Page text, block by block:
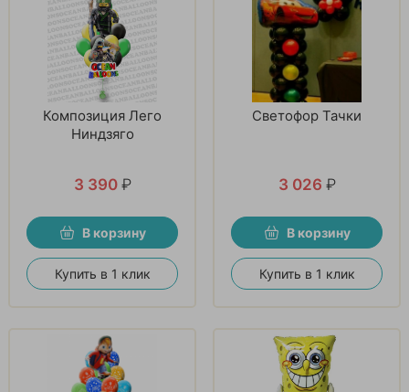
Композиция Лего
Ниндзяго
3 390 ₽
В корзину
Купить в 1 клик
Светофор Тачки
3 026 ₽
В корзину
Купить в 1 клик